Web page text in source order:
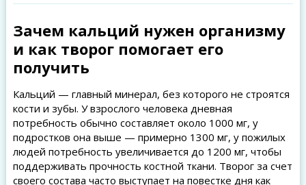
Зачем кальций нужен организму
и как творог помогает его
получить
Кальций — главный минерал, без которого не строятся
кости и зубы. У взрослого человека дневная
потребность обычно составляет около 1000 мг, у
подростков она выше — примерно 1300 мг, у пожилых
людей потребность увеличивается до 1200 мг, чтобы
поддерживать прочность костной ткани. Творог за счет
своего состава часто выступает на повестке дня как